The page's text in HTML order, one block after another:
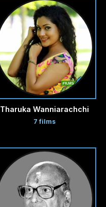
Tharuka Wanniarachchi
7 films